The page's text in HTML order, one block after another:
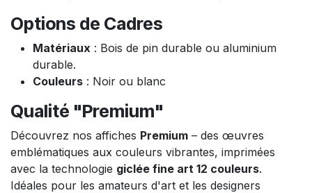
Options de Cadres
Matériaux : Bois de pin durable ou aluminium
durable.
Couleurs : Noir ou blanc
Qualité "Premium"
Découvrez nos affiches Premium – des œuvres
emblématiques aux couleurs vibrantes, imprimées
avec la technologie giclée fine art 12 couleurs.
Idéales pour les amateurs d'art et les designers